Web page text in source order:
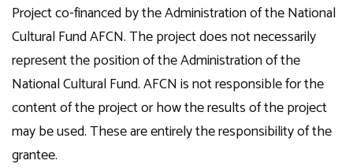
Project co-financed by the Administration of the National
Cultural Fund AFCN. The project does not necessarily
represent the position of the Administration of the
National Cultural Fund. AFCN is not responsible for the
content of the project or how the results of the project
may be used. These are entirely the responsibility of the
grantee.